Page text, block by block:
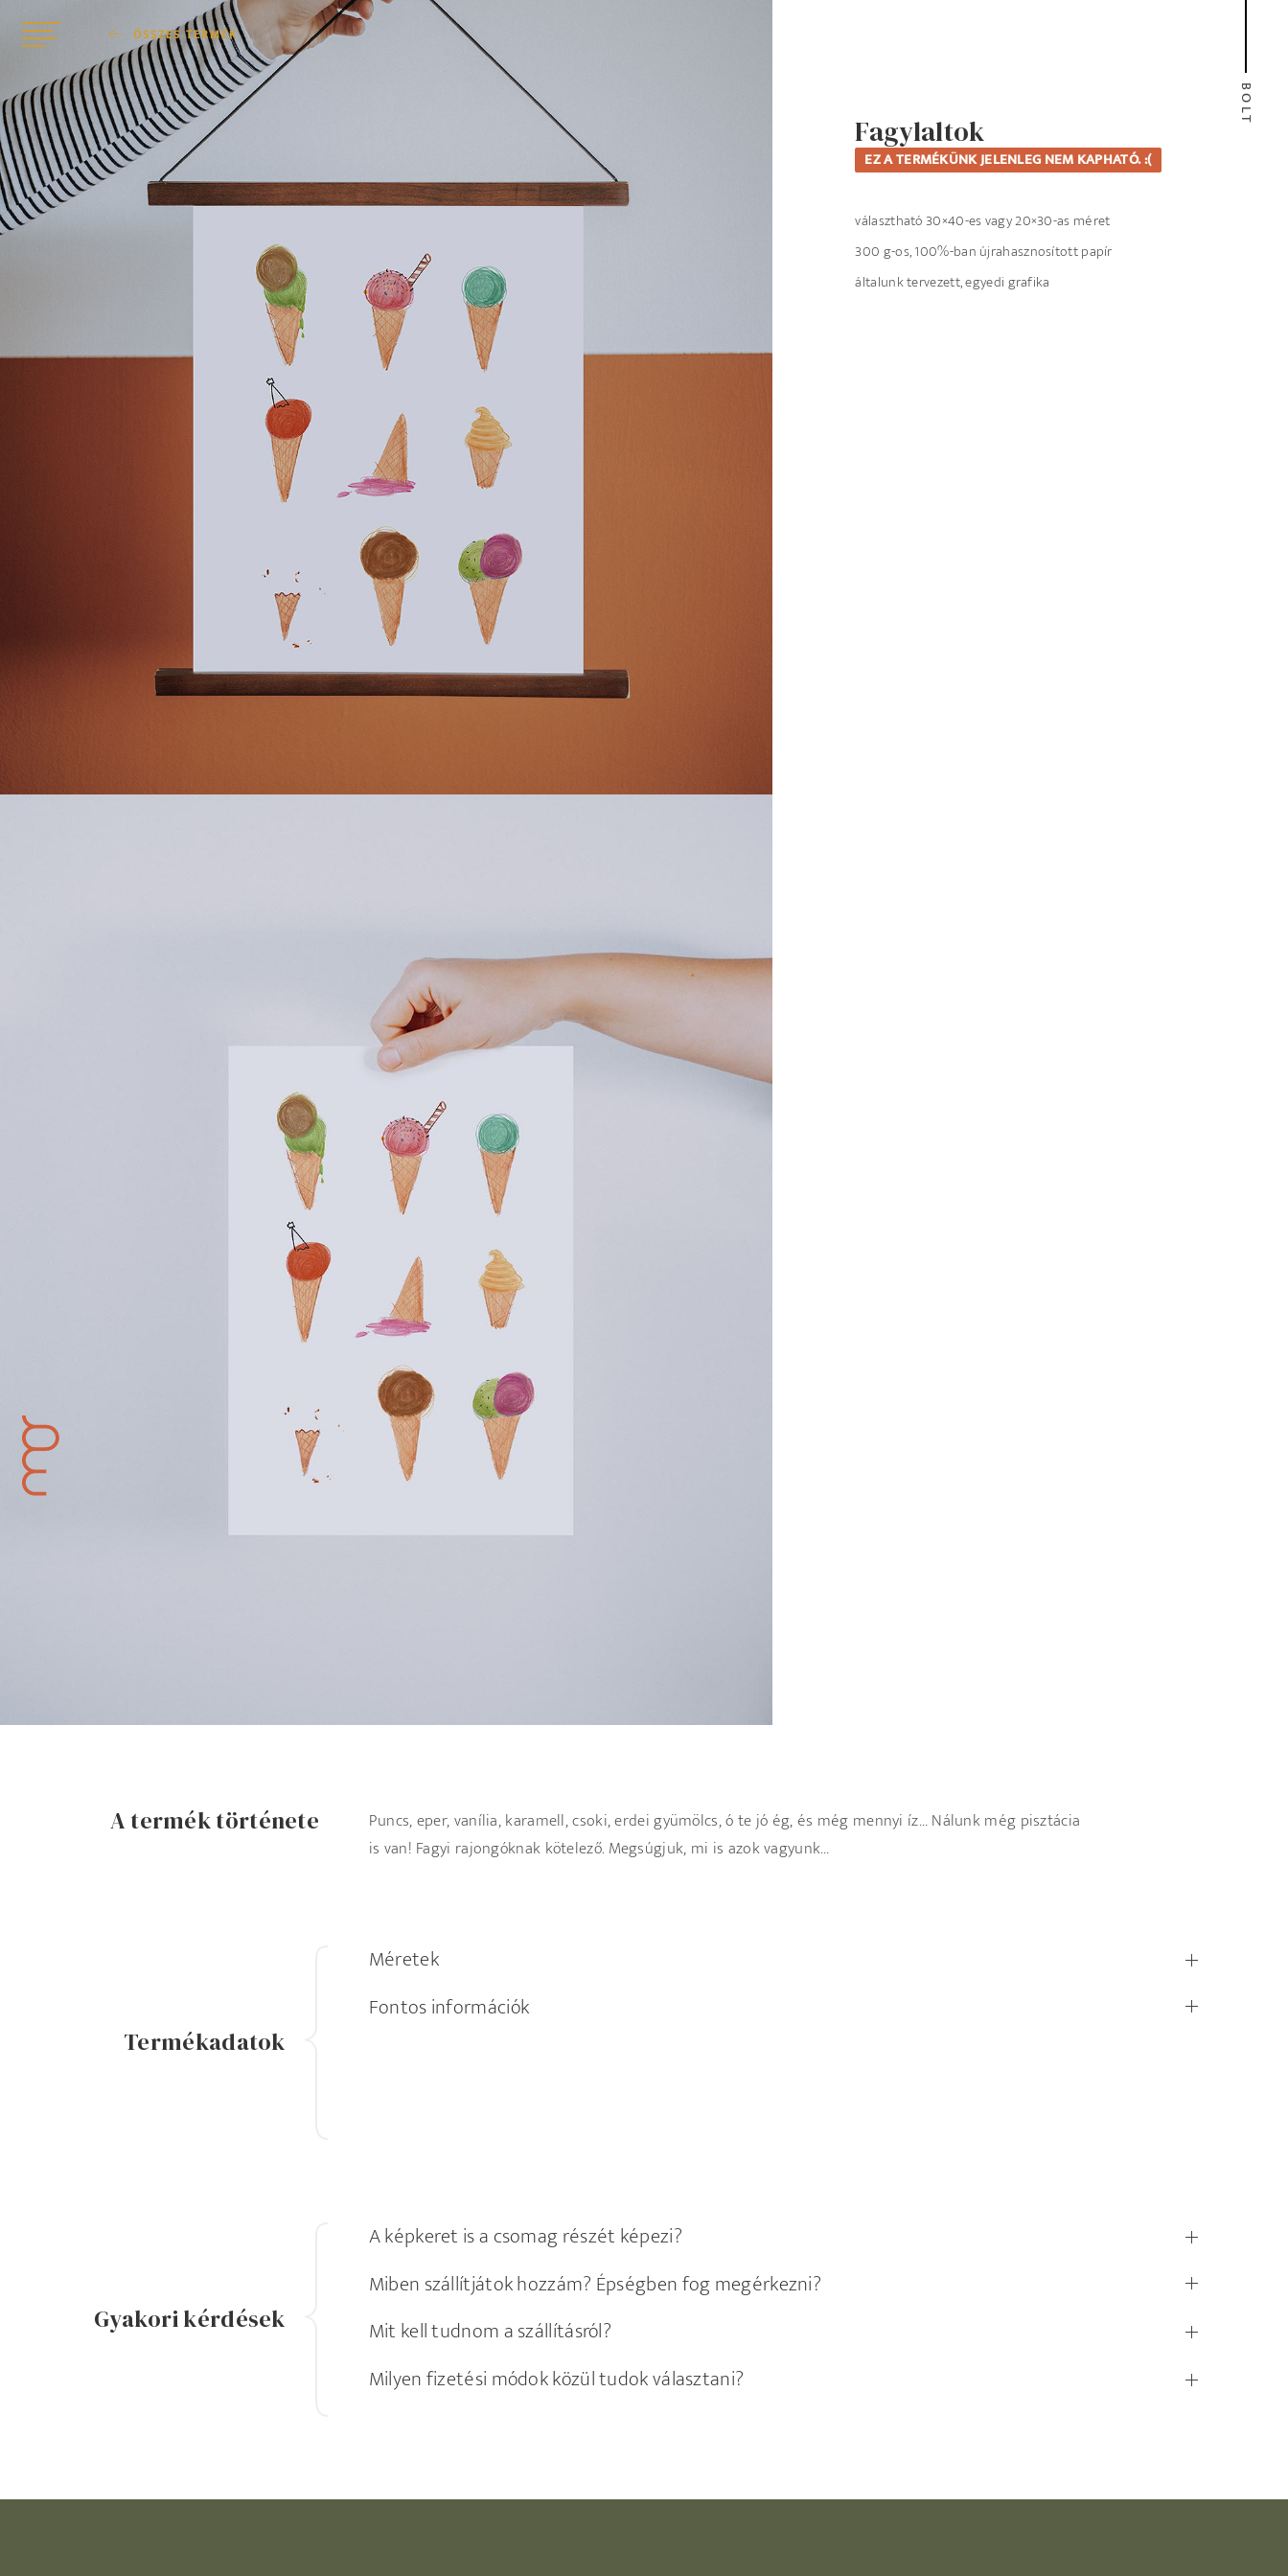
BOLT
Fagylaltok
EZ A TERMÉKÜNK JELENLEG NEM KAPHATÓ. :(
választható 30×40-es vagy 20×30-as méret
300 g-os, 100%-ban újrahasznosított papír
általunk tervezett, egyedi grafika
ÖSSZES TERMÉK
A termék története
Puncs, eper, vanília, karamell, csoki, erdei gyümölcs, ó te jó ég, és még mennyi íz… Nálunk még pisztácia
is van! Fagyi rajongóknak kötelező. Megsúgjuk, mi is azok vagyunk…
Termékadatok
Méretek
Fontos információk
Gyakori kérdések
A képkeret is a csomag részét képezi?
Miben szállítjátok hozzám? Épségben fog megérkezni?
Mit kell tudnom a szállításról?
Milyen fizetési módok közül tudok választani?